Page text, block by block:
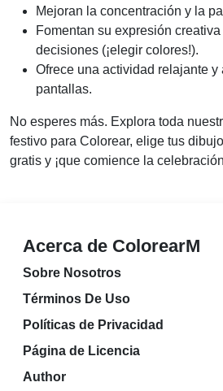
Mejoran la concentración y la
Fomentan su expresión
decisiones (¡elegir colores!).
Ofrece una actividad relajante y
pantallas.
No esperes más. Explora toda
festivo para Colorear, elige tus
gratis y ¡que comience la
Acerca de ColorearM
Sobre Nosotros
Términos De Uso
Políticas de Privacidad
Página de Licencia
Author